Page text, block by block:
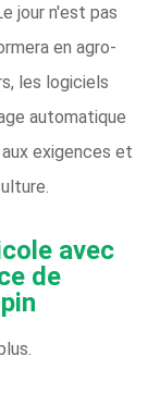
jour n'est pas
en agro-
les logiciels
automatique
exigences et
avec
de